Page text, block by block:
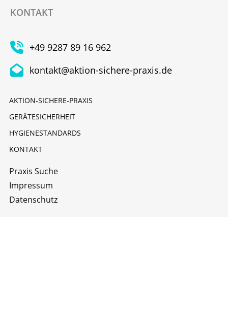
KONTAKT
+49 9287 89 16 962
kontakt@aktion-sichere-praxis.de
AKTION-SICHERE-PRAXIS
GERÄTESICHERHEIT
HYGIENESTANDARDS
KONTAKT
Praxis Suche
Impressum
Datenschutz